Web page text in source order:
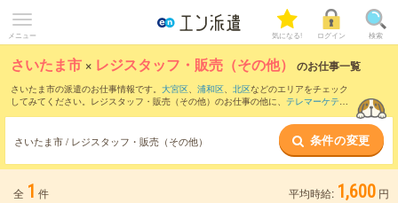
メニュー 気になる! ログイン 検索
さいたま市 × レジスタッフ・販売（その他） のお仕事一覧
さいたま市の派遣のお仕事情報です。 大宮区、 浦和区、 北区などのエリアをチェック
してみてください。レジスタッフ・販売（その他）のお仕事の他に、 テレマーケティ
などを取り揃えています。さらに、
短期 ・単発などの期間や、職種未経験OKなどのこだわり条件で絞り込んでいただけま
す。職種辞典：
レジスタッフ・販売（その他）のお仕事とは？とは？
さいたま市 / レジスタッフ・販売（その他） 条件の変更
全 1 件 平均時給: 1,600 円